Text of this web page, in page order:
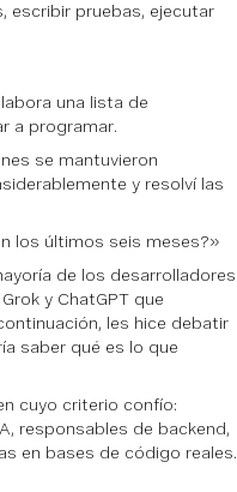
escribir pruebas, ejecutar
una lista de
a programar.
se mantuvieron
y resolví las
los últimos seis meses?»
de los desarrolladores
y ChatGPT que
les hice debatir
saber qué es lo que
cuyo criterio confío:
responsables de backend,
en bases de código reales.